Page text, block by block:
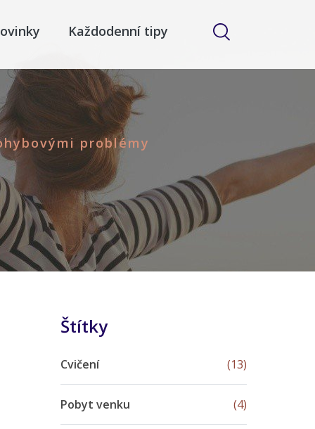
Každodenní tipy
problémy
Štítky
Cvičení (13)
Pobyt venku (4)